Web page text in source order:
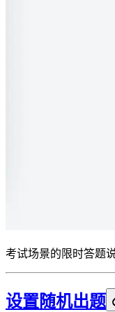
考试场景的限时答题
设置随机出题